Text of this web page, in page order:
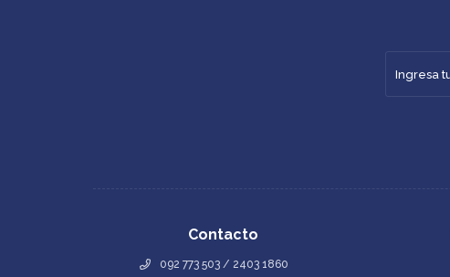
Contacto
092 773 503 / 2403 1860